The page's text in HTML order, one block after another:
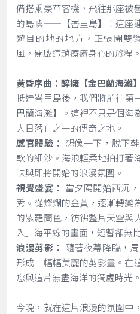
備搭乘豪華客機，飛往那座被
的島嶼——【峇里島】！這座
遊目的地的地方，正張開雙
風，開啟這趟療癒身心的旅程。
黃昏序曲：醉擁【金巴蘭海灘
抵達峇里島後，我們將前往
巴蘭海灘】。這裡不只是個海
大日落」之一的傳奇之地。
感官體驗： 想像一下，脫下
軟的細沙。海浪輕柔地拍打著
味與即將開始的浪漫氛圍。
視覺盛宴： 當夕陽開始西沉
秀。從燦爛的金黃，逐漸轉變
的紫羅蘭色，彷彿整片天空與
入」海平線的畫面，短暫卻無
浪漫剪影： 隨著夜幕降臨，
形成一幅幅美麗的剪影畫。在
您與這片無盡海洋的獨處時光。
今晚，就在這片浪漫的氛圍中